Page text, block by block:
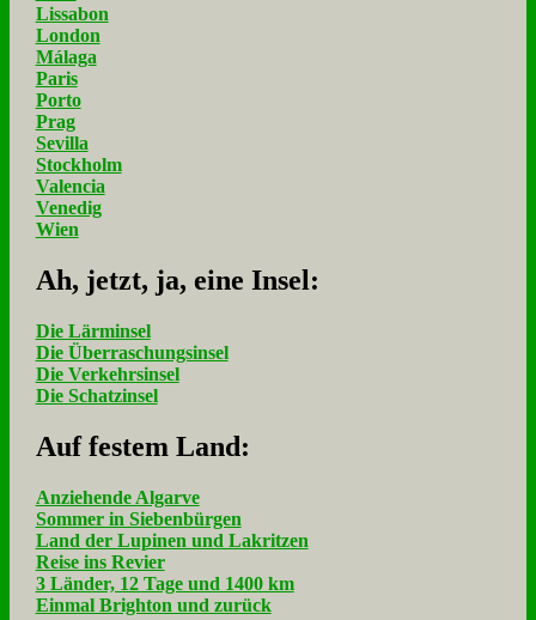
Lissabon
London
Málaga
Paris
Porto
Prag
Sevilla
Stockholm
Valencia
Venedig
Wien
Ah, jetzt, ja, ei­ne In­sel:
Die Lärminsel
Die Überraschungsinsel
Die Verkehrsinsel
Die Schatzinsel
Auf fe­stem Land:
Anziehende Algarve
Sommer in Siebenbürgen
Land der Lupinen und Lakritzen
Reise ins Revier
3 Länder, 12 Tage und 1400 km
Einmal Brighton und zurück